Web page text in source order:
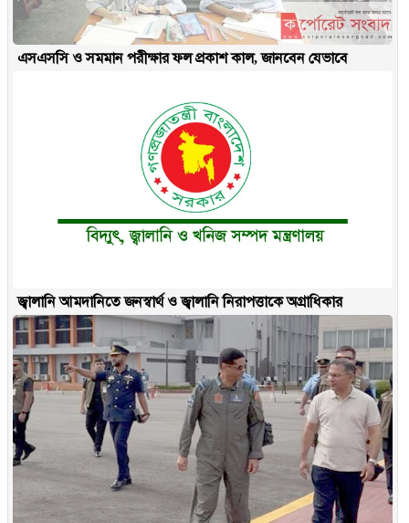
এসএসসি ও সমমান পরীক্ষার ফল প্রকাশ কাল, জানবেন যেভাবে
জ্বালানি আমদানিতে জনস্বার্থ ও জ্বালানি নিরাপত্তাকে অগ্রাধিকার